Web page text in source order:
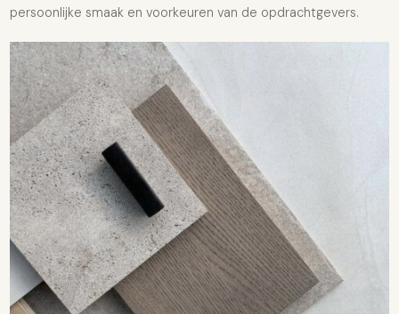
persoonlijke smaak en voorkeuren van de opdrachtgevers.